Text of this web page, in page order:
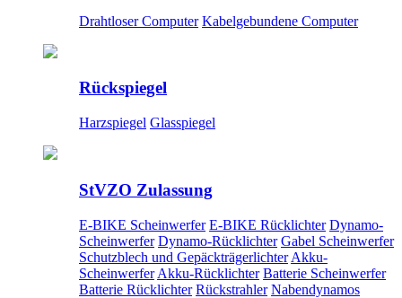
Drahtloser Computer Kabelgebundene Computer
Rückspiegel
Harzspiegel Glasspiegel
StVZO Zulassung
E-BIKE Scheinwerfer E-BIKE Rücklichter Dynamo-
Scheinwerfer Dynamo-Rücklichter Gabel Scheinwerfer
Schutzblech und Gepäckträgerlichter Akku-
Scheinwerfer Akku-Rücklichter Batterie Scheinwerfer
Batterie Rücklichter Rückstrahler Nabendynamos